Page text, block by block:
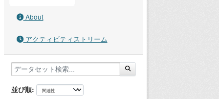
About
アクティビティストリーム
並び順